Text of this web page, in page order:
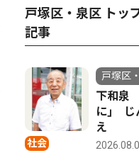
戸塚区・泉区 トッ
記事
社会
戸塚区
下和泉
に｣ じ
え